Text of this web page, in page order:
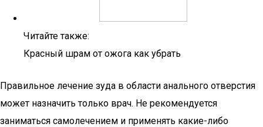
Читайте также:
Красный шрам от ожога как убрать
Правильное лечение зуда в области анального отверстия
может назначить только врач. Не рекомендуется
заниматься самолечением и применять какие-либо